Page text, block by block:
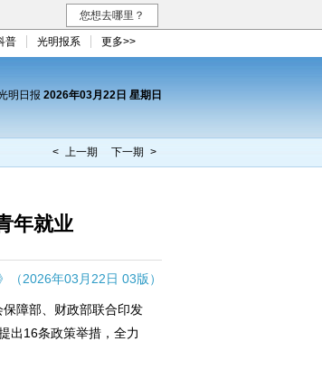
您想去哪里？
普 光明报系 更多>>
明日报 2026年03月22日 星期日
< 上一期 下一期 >
年就业
（2026年03月22日 03版）
障部、财政部联合印发
出16条政策举措，全力